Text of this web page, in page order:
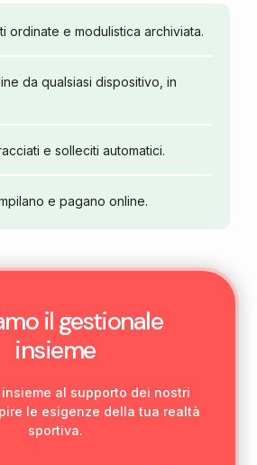
ordinate e modulistica archiviata.
da qualsiasi dispositivo, in
e solleciti automatici.
e pagano online.
il gestionale
insieme
insieme al supporto dei nostri
le esigenze della tua realtà
sportiva.